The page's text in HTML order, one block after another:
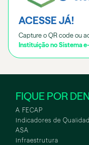
ACESSE JÁ!
Capture o QR code ou
Instituição no Sistema
FIQUE POR
A FECAP
Indicadores de
ASA
Infraestrutura